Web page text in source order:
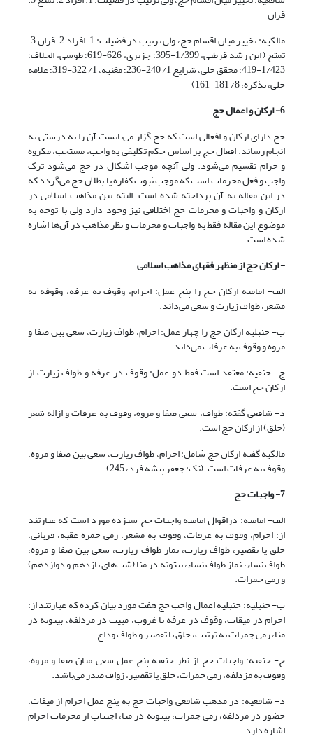
قران
مالکیه: تخییر میان اقسام حج، ولی ترتیب در فضیلت: 1. افراد 2. قران 3.
تمتع ( ابن رشد قرطبی، 1/399-395؛ جزیری، 626-619؛ طوسی، الخلاف؛
1/423-419؛ محقق حلی، شرایع 1/ 240-236؛ مغنیه، 1/ 322-319؛ علامه
حلی، تذکره، 8/ 181-161)
6- ارکان و اعمال حج
حج دارای ارکان و افعالی است که حج گزار می‌بایست آن را به درستی به
انجام رساند. افعال حج بر اساس حکم تکلیفی به واجب، مستحب، مکروه
و حرام تقسیم می‌شود. ولی آنچه موجب اشکال در حج می‌شود ترک
واجب و فعل محرمات است که موجب ثبوت کفاره یا بطلان حج می‌گردد که
در این مقاله به آن پرداخته شده است. البته بین مذاهب اسلامی در
ارکان و واجبات و محرمات حج اختلافی نیز وجود دارد ولی با توجه به
موضوع این مقاله فقط به واجبات و محرمات و نظر مذاهب در آن‌ها اشاره
شده است.
- ارکان حج از منظهر فقهای مذاهب اسلامی
الف- امامیه ارکان حج را پنج عمل: احرام، وقوف به عرفه، وقوفه به
مشعر، طواف زیارت و سعی می‌داند.
ب- حنبلیه ارکان حج را چهار عمل: احرام، طواف زیارت، سعی بین صفا و
مروه و وقوف به عرفات می‌داند.
ج- حنفیه: معتقد است فقط دو عمل: وقوف در عرفه و طواف زیارت از
ارکان حج است.
د- شافعی گفته: طواف، سعی صفا و مروه، وقوف به عرفات و ازاله شعر
(حلق) از ارکان حج است.
مالکیه گفته ارکان حج شامل: احرام، طواف زیارت، سعی بین صفا و مروه،
وقوف به عرفات است. (نک: جعفر پیشه فرد، 245)
7- واجبات حج
الف- امامیه: دراقوال امامیه واجبات حج سیزده مورد است که عبارتند
از: احرام، وقوف به عرفات، وقوف به مشعر، رمی جمره عقبه، قربانی،
حلق یا تقصیر، طواف زیارت، نماز طواف زیارت، سعی بین صفا و مروه،
طواف نساء، نماز طواف نساء، بیتوته در منا (شب‌های یازدهم و دوازدهم)
و رمی جمرات.
ب- حنبلیه: حنبلیه اعمال واجب حج هفت مورد بیان کرده که عبارتند از:
احرام در میقات، وقوف در عرفه تا غروب، مبیت در مزدلفه، بیتوته در
منا، رمی جمرات به ترتیب، حلق یا تقصیر و طواف وداع.
ج- حنفیه: واجبات حج از نظر حنفیه پنج عمل سعی میان صفا و مروه،
وقوف به مزدلفه، رمی جمرات، حلق یا تقصیر، زواف صدر می‌باشد.
د- شافعیه: در مذهب شافعی واجبات حج به پنج عمل احرام از میقات،
حضور در مزدلفه، رمی جمرات، بیتوته در منا، اجتناب از محرمات احرام
اشاره دارد.